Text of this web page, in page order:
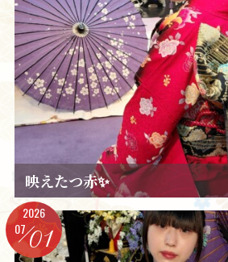
映えたつ赤✨️
2026
0701